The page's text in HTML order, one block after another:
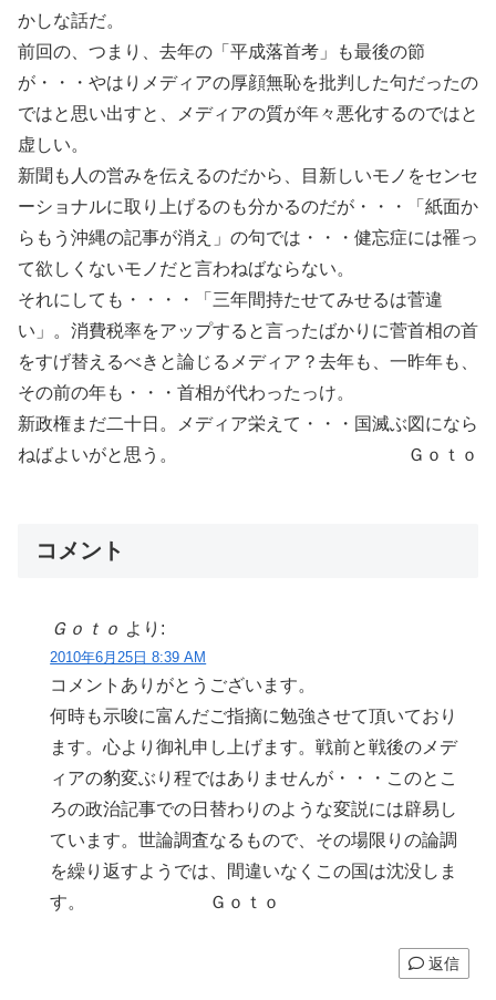
かしな話だ。
前回の、つまり、去年の「平成落首考」も最後の節
が・・・やはりメディアの厚顔無恥を批判した句だったの
ではと思い出すと、メディアの質が年々悪化するのではと
虚しい。
新聞も人の営みを伝えるのだから、目新しいモノをセンセ
ーショナルに取り上げるのも分かるのだが・・・「紙面か
らもう沖縄の記事が消え」の句では・・・健忘症には罹っ
て欲しくないモノだと言わねばならない。
それにしても・・・・「三年間持たせてみせるは菅違
い」。消費税率をアップすると言ったばかりに菅首相の首
をすげ替えるべきと論じるメディア？去年も、一昨年も、
その前の年も・・・首相が代わったっけ。
新政権まだ二十日。メディア栄えて・・・国滅ぶ図になら
ねばよいがと思う。 Ｇｏｔｏ
コメント
Ｇｏｔｏ より:
2010年6月25日 8:39 AM
コメントありがとうございます。
何時も示唆に富んだご指摘に勉強させて頂いており
ます。心より御礼申し上げます。戦前と戦後のメデ
ィアの豹変ぶり程ではありませんが・・・このとこ
ろの政治記事での日替わりのような変説には辟易し
ています。世論調査なるもので、その場限りの論調
を繰り返すようでは、間違いなくこの国は沈没しま
す。 Ｇｏｔｏ
返信